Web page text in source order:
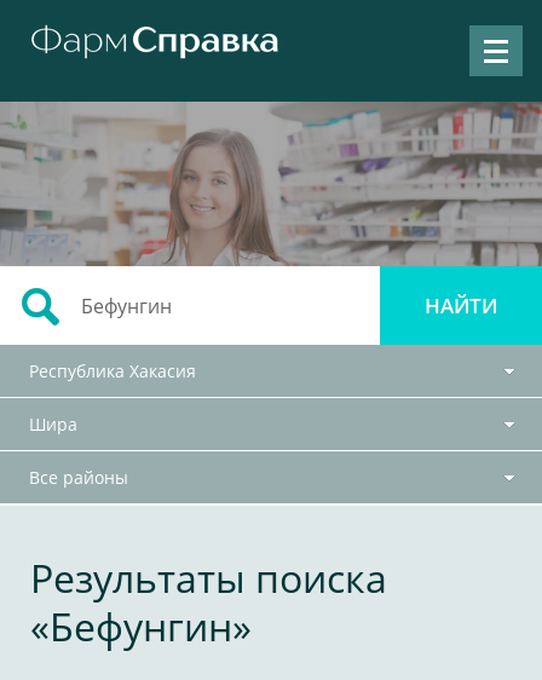
Республика Хакасия
Шира
Все районы
Результаты поиска
«Бефунгин»